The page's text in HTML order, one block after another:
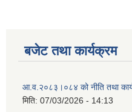
बजेट तथा कार्यक्रम
आ.व.२०८३।०८४ को नीति तथा
मिति: 07/03/2026 - 14:13